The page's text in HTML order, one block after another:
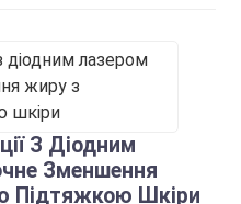
З Діодним
Зменшення
Підтяжкою Шкіри